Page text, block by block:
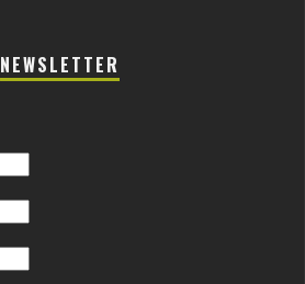
NEWSLETTER